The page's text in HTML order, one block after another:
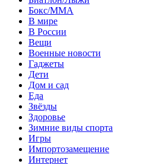
Бокс/MMA
В мире
В России
Вещи
Военные новости
Гаджеты
Дети
Дом и сад
Еда
Звёзды
Здоровье
Зимние виды спорта
Игры
Импортозамещение
Интернет